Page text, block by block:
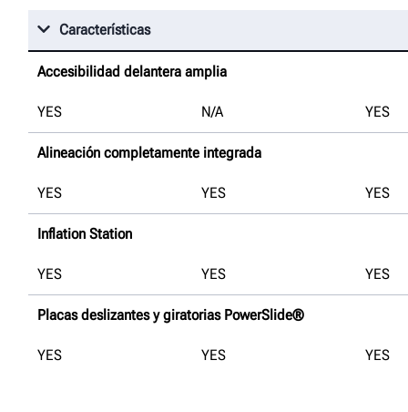
Características
Accesibilidad delantera amplia
YES N/A YES
Alineación completamente integrada
YES YES YES
Inflation Station
YES YES YES
Placas deslizantes y giratorias PowerSlide®
YES YES YES